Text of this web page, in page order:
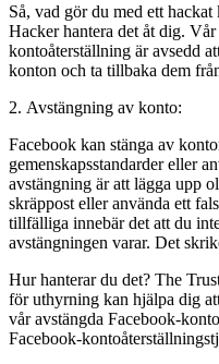
Så, vad gör du med ett
Hacker hantera det åt dig.
kontoåterställning är avsedd
konton och ta tillbaka dem
2. Avstängning av konto:
Facebook kan stänga av
gemenskapsstandarder eller
avstängning är att lägga upp
skräppost eller använda ett
tillfälliga innebär det att du
avstängningen varar. Det
Hur hanterar du det? The
för uthyrning kan hjälpa dig
vår avstängda Facebook-
Facebook-